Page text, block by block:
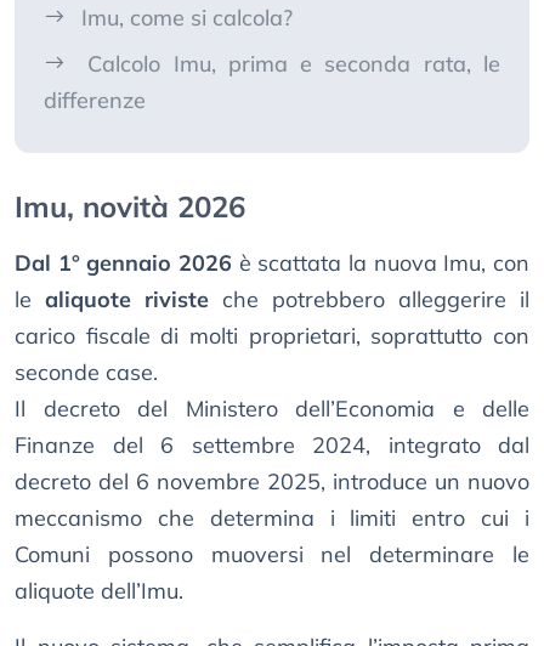
Imu, come si calcola?
Calcolo Imu, prima e seconda rata, le
differenze
Imu, novità 2026
Dal 1° gennaio 2026 è scattata la nuova Imu, con
le aliquote riviste che potrebbero alleggerire il
carico fiscale di molti proprietari, soprattutto con
seconde case.
Il decreto del Ministero dell’Economia e delle
Finanze del 6 settembre 2024, integrato dal
decreto del 6 novembre 2025, introduce un nuovo
meccanismo che determina i limiti entro cui i
Comuni possono muoversi nel determinare le
aliquote dell’Imu.